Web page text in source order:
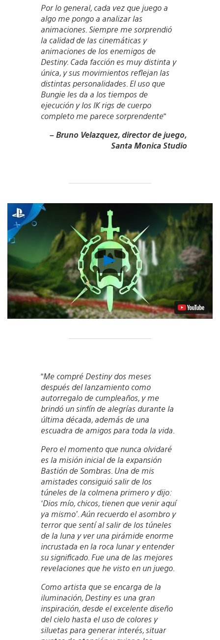
Por lo general, cada vez que juego a
algo me pongo a analizar las
animaciones. Siempre me sorprendió
la calidad de las cinemáticas y
animaciones de los enemigos de
Destiny. Cada facción es muy distinta y
única, y sus movimientos reflejan las
distintas personalidades. El uso que
Bungie les da a los tiempos de
ejecución y los IK rigs de cuerpo
completo me parece sorprendente“
– Bruno Velazquez, director de juego,
Santa Monica Studio
Reproducir
Video
“Me compré Destiny dos meses
después del lanzamiento como
autorregalo de cumpleaños, y me
brindó un sinfín de alegrías durante la
última década, además de una
escuadra de amigos para toda la vida.
Pero el momento que nunca olvidaré
es la misión inicial de la expansión
Bastión de Sombras. Una de mis
amistades consiguió salir de los
túneles de la colmena primero y dijo:
‘Dios mío, chicos, tienen que venir aquí
ya mismo’. Aún recuerdo el asombro y
terror que sentí al salir de los túneles
de la luna y ver una pirámide enorme
incrustada en la roca lunar y entender
su significado. Fue una de las mejores
revelaciones que he visto en un juego.
Como artista que se encarga de la
iluminación, Destiny es una gran
inspiración, desde el excelente diseño
del cielo hasta el uso de colores y
siluetas para generar interés, situar